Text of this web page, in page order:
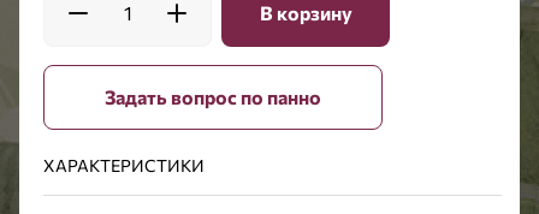
1 В корзину
Задать вопрос по панно
ХАРАКТЕРИСТИКИ